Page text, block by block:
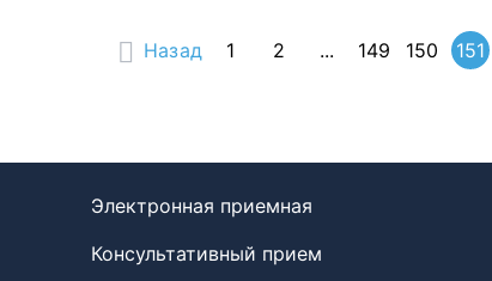
Назад 1 2 ... 149 150 151
Электронная приемная
Консультативный прием